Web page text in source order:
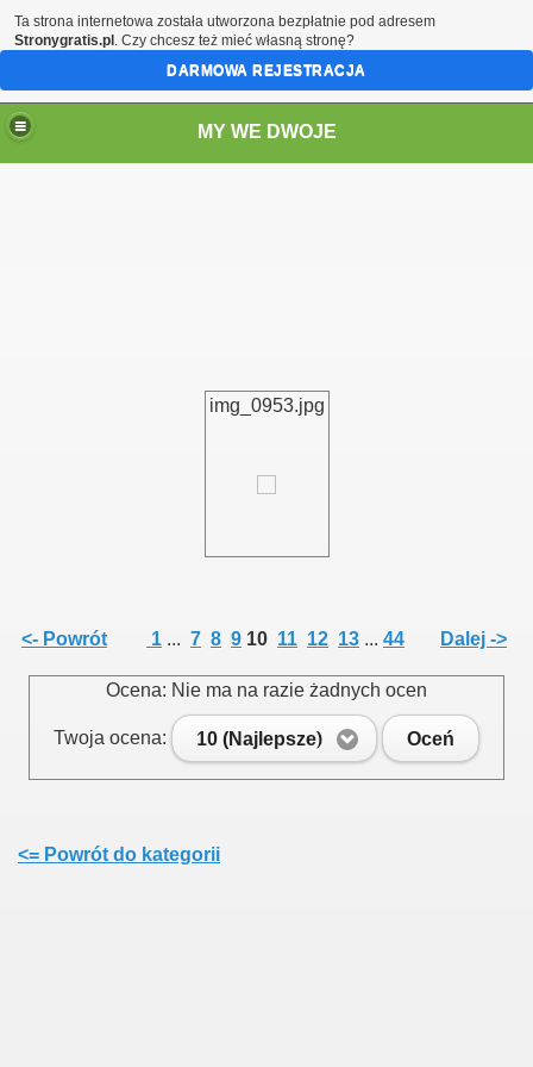
MY WE DWOJE
img_0953.jpg
<- Powrót 1 ... 7 8 9 10 11 12 13 ... 44 Dalej ->
Ocena: Nie ma na razie żadnych ocen
Twoja ocena: 10 (Najlepsze) Oceń
<= Powrót do kategorii
Ta strona internetowa została utworzona bezpłatnie pod adresem
Stronygratis.pl . Czy chcesz też mieć własną stronę?
DARMOWA REJESTRACJA